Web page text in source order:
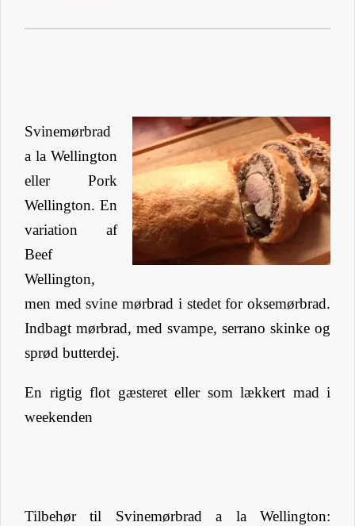
Svinemørbrad
a la Wellington
eller Pork
Wellington. En
variation af
Beef
Wellington,
men med svine mørbrad i stedet for oksemørbrad.
Indbagt mørbrad, med svampe, serrano skinke og
sprød butterdej.
En rigtig flot gæsteret eller som lækkert mad i
weekenden
Tilbehør til Svinemørbrad a la Wellington: